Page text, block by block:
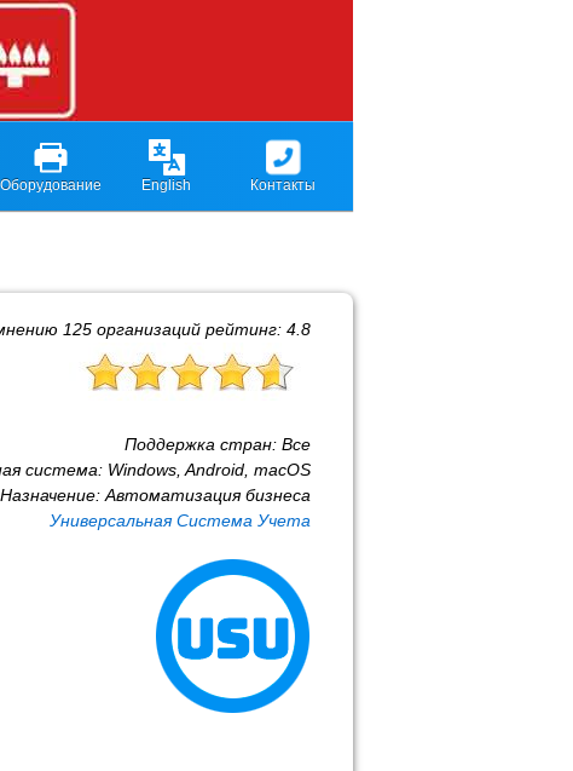
Оборудование English Контакты
125 организаций рейтинг: 4.8
Поддержка стран: Все
система: Windows, Android, macOS
Назначение: Автоматизация бизнеса
Универсальная Система Учета